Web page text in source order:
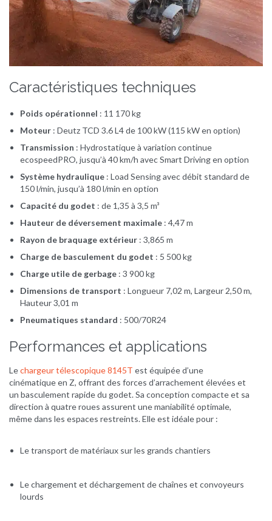
Caractéristiques techniques
Poids opérationnel : 11 170 kg
Moteur :Deutz TCD 3.6 L4 de 100 kW (115 kW en option)
Transmission :Hydrostatique à variation continue
ecospeedPRO, jusqu’à 40 km/h avec Smart Driving en option
Système hydraulique :Load Sensing avec débit standard de
150 l/min, jusqu’à 180 l/min en option
Capacité du godet :de 1,35 à 3,5 m³
Hauteur de déversement maximale :4,47 m
Rayon de braquage extérieur :3,865 m
Charge de basculement du godet : 5 500 kg
Charge utile de gerbage :3 900 kg
Dimensions de transport :Longueur 7,02 m, Largeur 2,50 m,
Hauteur 3,01 m
Pneumatiques standard : 500/70R24
Performances et applications
Lechargeur télescopique 8145T est équipée d’une
cinématique en Z, offrant des forces d’arrachement élevées et
un basculement rapide du godet. Sa conception compacte et sa
direction à quatre roues assurent une maniabilité optimale,
même dans les espaces restreints. Elle est idéale pour :
Le transport de matériaux sur les grands chantiers
Le chargement et déchargement de chaînes et convoyeurs
lourds